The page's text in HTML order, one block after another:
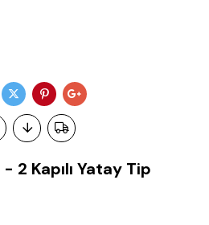
2 Kapılı Yatay Tip